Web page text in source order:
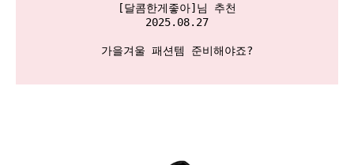
[달콤한게좋아]님 추천
2025.08.27
가을겨울 패션템 준비해야죠?